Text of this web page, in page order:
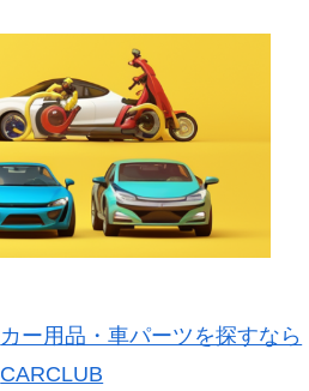
カー用品・車パーツを探すなら
CARCLUB